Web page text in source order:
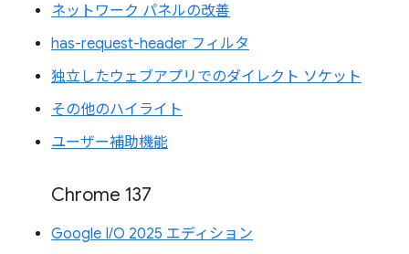
ネットワーク パネルの改善
has-request-header フィルタ
独立したウェブアプリでのダイレクト ソケット
その他のハイライト
ユーザー補助機能
Chrome 137
Google I/O 2025 エディション